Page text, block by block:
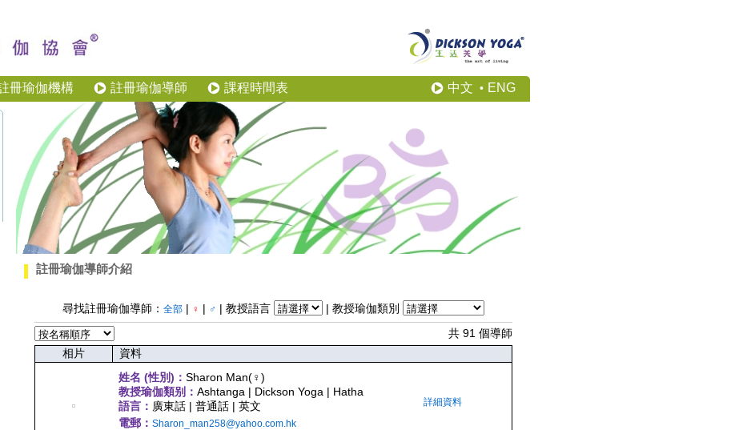
冊瑜伽機構 註冊瑜伽導師 課程時間表 中文 • ENG
註冊瑜伽導師介紹
尋找註冊瑜伽導師： 全部 | ♀ | ♂ | 教授語言
| 教授瑜伽類別
共 91 個導師
相片
資料
姓名 (性別)： Sharon Man(♀)
教授瑜伽類别： Ashtanga | Dickson Yoga | Hatha
語言： 廣東話 | 普通話 | 英文
電郵： Sharon_man258@yahoo.com.hk
詳細資料